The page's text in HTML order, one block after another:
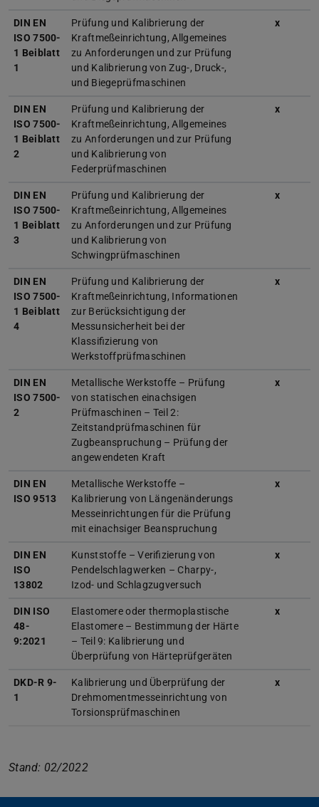
DIN EN
ISO 7500-
1 Beiblatt
1
Prüfung und Kalibrierung der
Kraftmeßeinrichtung, Allgemeines
zu Anforderungen und zur Prüfung
und Kalibrierung von Zug-, Druck-,
und Biegeprüfmaschinen
x
DIN EN
ISO 7500-
1 Beiblatt
2
Prüfung und Kalibrierung der
Kraftmeßeinrichtung, Allgemeines
zu Anforderungen und zur Prüfung
und Kalibrierung von
Federprüfmaschinen
x
DIN EN
ISO 7500-
1 Beiblatt
3
Prüfung und Kalibrierung der
Kraftmeßeinrichtung, Allgemeines
zu Anforderungen und zur Prüfung
und Kalibrierung von
Schwingprüfmaschinen
x
DIN EN
ISO 7500-
1 Beiblatt
4
Prüfung und Kalibrierung der
Kraftmeßeinrichtung, Informationen
zur Berücksichtigung der
Messunsicherheit bei der
Klassifizierung von
Werkstoffprüfmaschinen
x
DIN EN
ISO 7500-
2
Metallische Werkstoffe – Prüfung
von statischen einachsigen
Prüfmaschinen – Teil 2:
Zeitstandprüfmaschinen für
Zugbeanspruchung – Prüfung der
angewendeten Kraft
x
DIN EN
ISO 9513
Metallische Werkstoffe –
Kalibrierung von Längenänderungs
Messeinrichtungen für die Prüfung
mit einachsiger Beanspruchung
x
DIN EN
ISO
13802
Kunststoffe – Verifizierung von
Pendelschlagwerken – Charpy-,
Izod- und Schlagzugversuch
x
DIN ISO
48-
9:2021
Elastomere oder thermoplastische
Elastomere – Bestimmung der Härte
– Teil 9: Kalibrierung und
Überprüfung von Härteprüfgeräten
x
DKD-R 9-
1
Kalibrierung und Überprüfung der
Drehmomentmesseinrichtung von
Torsionsprüfmaschinen
x
Stand: 02/2022